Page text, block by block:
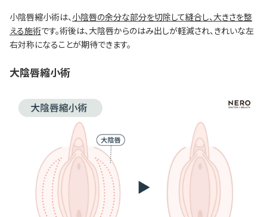
小陰唇縮小術は、 小陰唇の余分な部分を切除して縫合し、大きさを整
える施術です。術後は、大陰唇からのはみ出しが軽減され、きれいな左
右対称になることが期待できます。
大陰唇縮小術